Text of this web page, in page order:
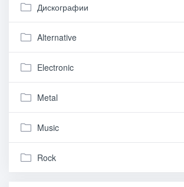
Дискографии
Alternative
Electronic
Metal
Music
Rock